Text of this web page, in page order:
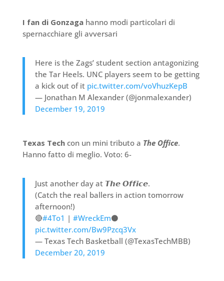
I fan di Gonzagahanno modi particolari di
spernacchiare gli avversari
Here is the Zags’ student section antagonizing
the Tar Heels. UNC players seem to be getting
a kick out of it pic.twitter.com/voVhuzKepB
— Jonathan M Alexander (@jonmalexander)
December 19, 2019
Texas Techcon un mini tributo a The Office.
Hanno fatto di meglio. Voto: 6-
Just another day at 𝙏𝙝𝙚 𝙊𝙛𝙛𝙞𝙘𝙚.
(Catch the real ballers in action tomorrow
afternoon!)
🔴#4To1 | #WreckEm⚫️
pic.twitter.com/Bw9Pzcq3Vx
— Texas Tech Basketball (@TexasTechMBB)
December 20, 2019